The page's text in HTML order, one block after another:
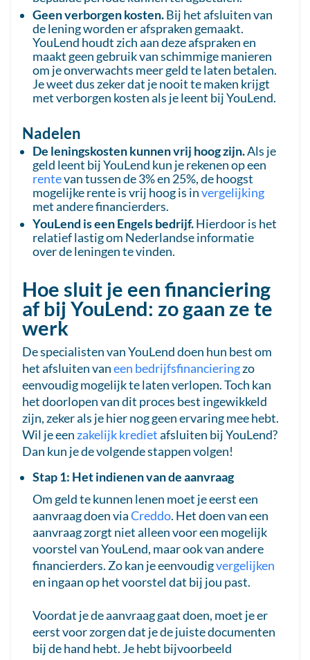
Geen verborgen kosten.Bij het afsluiten van
de lening worden er afspraken gemaakt.
YouLend houdt zich aan deze afspraken en
maakt geen gebruik van schimmige manieren
om je onverwachts meer geld te laten betalen.
Je weet dus zeker dat je nooit te maken krijgt
met verborgen kosten als je leent bij YouLend.
Nadelen
De leningskosten kunnen vrij hoog zijn.Als je
geld leent bij YouLend kun je rekenen op een
rentevan tussen de 3% en 25%, de hoogst
mogelijke rente is vrij hoog is invergelijking
met andere financierders.
YouLend is een Engels bedrijf.Hierdoor is het
relatief lastig om Nederlandse informatie
over de leningen te vinden.
Hoe sluit je een financiering
af bij YouLend: zo gaan ze te
werk
De specialisten van YouLend doen hun best om
het afsluiten vaneen bedrijfsfinancieringzo
eenvoudig mogelijk te laten verlopen. Toch kan
het doorlopen van dit proces best ingewikkeld
zijn, zeker als je hier nog geen ervaring mee hebt.
Wil je eenzakelijk kredietafsluiten bij YouLend?
Dan kun je de volgende stappen volgen!
Stap 1: Het indienen van de aanvraag
Om geld te kunnen lenen moet je eerst een
aanvraag doen viaCreddo. Het doen van een
aanvraag zorgt niet alleen voor een mogelijk
voorstel van YouLend, maar ook van andere
financierders. Zo kan je eenvoudigvergelijken
en ingaan op het voorstel dat bij jou past.
Voordat je de aanvraag gaat doen, moet je er
eerst voor zorgen dat je de juiste documenten
bij de hand hebt. Je hebt bijvoorbeeld